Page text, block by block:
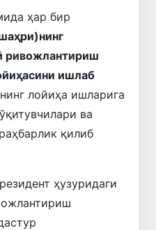
ҳар бир
ривожлантириш
ишлаб
лойиҳа ишларига
ва
қилиб
ҳузуридаги